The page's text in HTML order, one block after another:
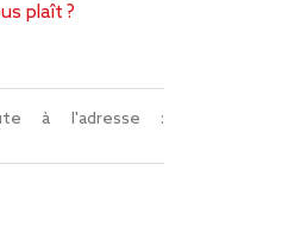
plaît ?
à l'adresse :